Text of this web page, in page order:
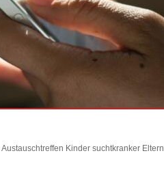
Austauschtreffen Kinder suchtkranker Eltern